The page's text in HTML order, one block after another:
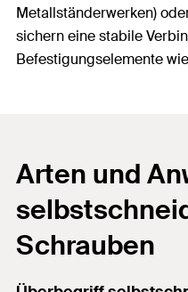
Metallständerwerken)
sichern eine stabile
Befestigungselemente
Arten und
Schrauben